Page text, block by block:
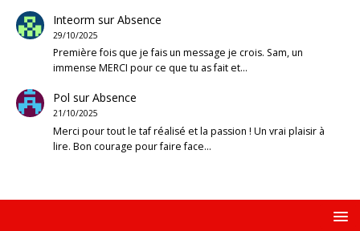
Inteorm surAbsence
29/10/2025
Première fois que je fais un message je crois. Sam, un
immense MERCI pour ce que tu as fait et…
Pol surAbsence
21/10/2025
Merci pour tout le taf réalisé et la passion ! Un vrai plaisir à
lire. Bon courage pour faire face…